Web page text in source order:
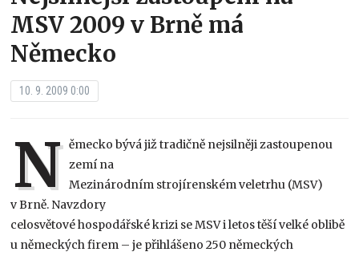
MSV 2009 v Brně má
Německo
10. 9. 2009 0:00
N ěmecko bývá již tradičně nejsilněji zastoupenou
zemí na
Mezinárodním strojírenském veletrhu (MSV)
v Brně. Navzdory
celosvětové hospodářské krizi se MSV i letos těší velké oblibě
u německých firem – je přihlášeno 250 německých